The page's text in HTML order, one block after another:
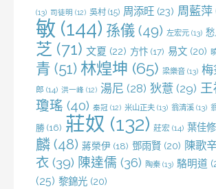
(13) 司徒明 (12) 吳村 (15) 周添旺 (23) 周藍萍
敏 (144) 孫儀 (49) 左宏元 (13) 愁
芝 (71) 文夏 (22) 方忭 (17) 易文 (20)
青 (51) 林煌坤 (65) 梁樂音 (13) 梅
郎 (14) 洪一峰 (12) 湯尼 (28) 狄薏 (29)
瓊瑤 (40) 秦冠 (12) 米山正夫 (13) 翁清溪 (13)
勝 (16) 莊奴 (132) 莊宏 (14) 葉佳修
麟 (48) 蔣榮伊 (18) 鄧雨賢 (20) 陳歌
衣 (39) 陳達儒 (36) 陶秦 (13) 駱明道
(25) 黎錦光 (20)